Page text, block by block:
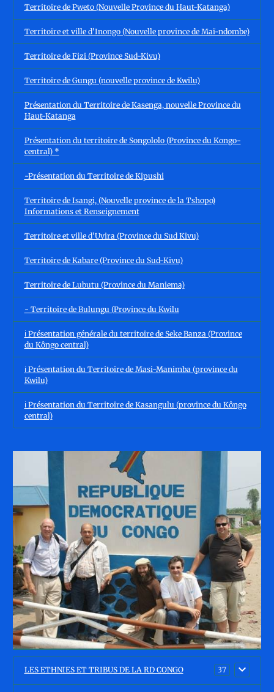
Territoire de Pweto (Nouvelle Province du Haut-Katanga)
Territoire et ville d'Inongo (Nouvelle province de Maï-ndombe)
Territoire de Fizi (Province Sud-Kivu)
Territoire de Gungu (nouvelle province de Kwilu)
Présentation du Territoire de Kasenga, nouvelle Province du
Haut-Katanga
Présentation du territoire de Songololo (Province du Kongo-
central) *
-Présentation du Territoire de Kipushi
Territoire de Isangi, (Nouvelle province de la Tshopo)
Informations et Renseignement
Territoire et ville d'Uvira (Province du Sud Kivu)
Territoire de Kabare (Province du Sud-Kivu)
Territoire de Lubutu (Province du Maniema)
- Territoire de Bulungu (Province du Kwilu
ℹ️ Présentation générale du territoire de Seke Banza (Province
du Kôngo central)
ℹ️ Présentation du Territoire de Masi-Manimba (province du
Kwilu)
ℹ️ Présentation du Territoire de Kasangulu (province du Kôngo
central)
LES ETHNIES ET TRIBUS DE LA RD CONGO 37